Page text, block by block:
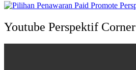
Youtube Perspektif Corner